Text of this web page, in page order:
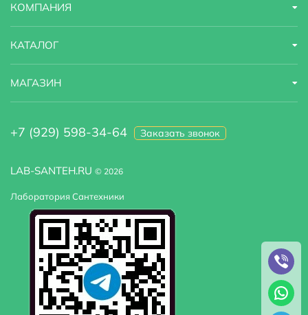
LAB-SANTEH.RU © 2026
Лаборатория Сантехники
КОМПАНИЯ
КАТАЛОГ
МАГАЗИН
+7 (929) 598-34-64 Заказать звонок